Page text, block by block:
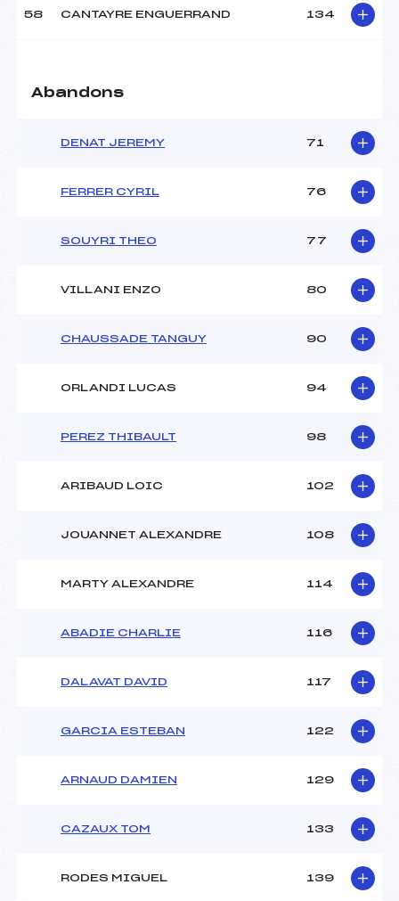
58 CANTAYRE ENGUERRAND 134
Abandons
DENAT JEREMY 71
FERRER CYRIL 76
SOUYRI THEO 77
VILLANI ENZO 80
CHAUSSADE TANGUY 90
ORLANDI LUCAS 94
PEREZ THIBAULT 98
ARIBAUD LOIC 102
JOUANNET ALEXANDRE 108
MARTY ALEXANDRE 114
ABADIE CHARLIE 116
DALAVAT DAVID 117
GARCIA ESTEBAN 122
ARNAUD DAMIEN 129
CAZAUX TOM 133
RODES MIGUEL 139